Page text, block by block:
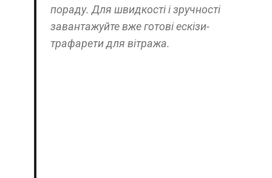
пораду. Для швидкості і зручності
завантажуйте вже готові ескізи-
трафарети для вітража.